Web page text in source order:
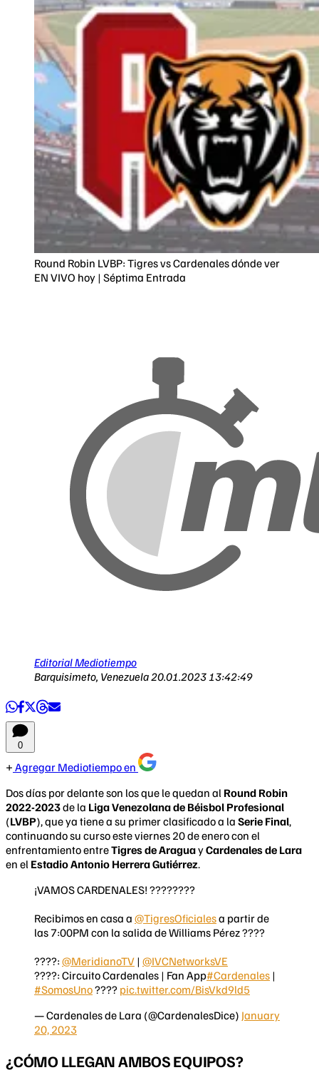
Round Robin LVBP: Tigres vs Cardenales dónde ver
EN VIVO hoy | Séptima Entrada
Editorial Mediotiempo
Barquisimeto, Venezuela20.01.2023 13:42:49
0
Agregar Mediotiempo en
Dos días por delante son los que le quedan al Round Robin
2022-2023de la Liga Venezolana de Béisbol Profesional
(LVBP), que ya tiene a su primer clasificado a la Serie Final,
continuando su curso este viernes 20 de enero con el
enfrentamiento entreTigres de AraguayCardenales de Lara
en el Estadio Antonio Herrera Gutiérrez.
¡VAMOS CARDENALES! ????????
Recibimos en casa a @TigresOficialesa partir de
las 7:00PM con la salida de Williams Pérez ????
????: @MeridianoTV | @IVCNetworksVE
????: Circuito Cardenales | Fan App#Cardenales |
#SomosUno???? pic.twitter.com/BisVkd9ld5
— Cardenales de Lara (@CardenalesDice) January
20, 2023
¿CÓMO LLEGAN AMBOS EQUIPOS?